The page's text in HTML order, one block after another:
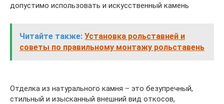
допустимо использовать и искусственный камень
Читайте также: Установка рольставней и
советы по правильному монтажу рольставень
Отделка из натурального камня – это безупречный,
стильный и изысканный внешний вид откосов,